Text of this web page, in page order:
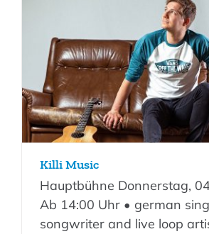
Killi Music
Hauptbühne Donnerstag,
Ab 14:00 Uhr • german
songwriter and live loop